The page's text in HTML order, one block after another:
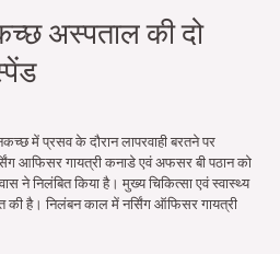
अस्पताल की दो
में प्रसव के दौरान लापरवाही बरतने पर
आफिसर गायत्री कनाडे एवं अफसर बी पठान को
ने निलंबित किया है। मुख्य चिकित्सा एवं स्वास्थ्य
की है। निलंबन काल में नर्सिंग ऑफिसर गायत्री